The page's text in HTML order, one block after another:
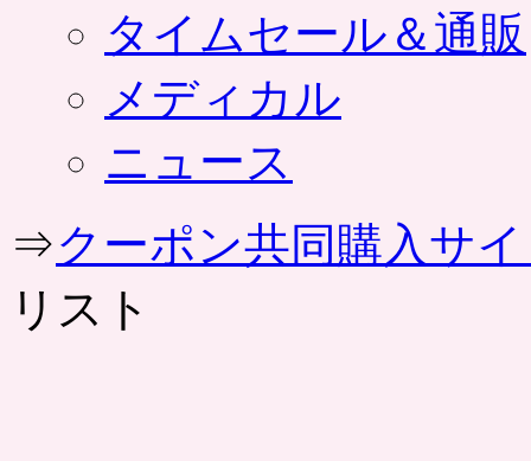
タイムセール＆通販
メディカル
ニュース
⇒クーポン共同購入サ
リスト